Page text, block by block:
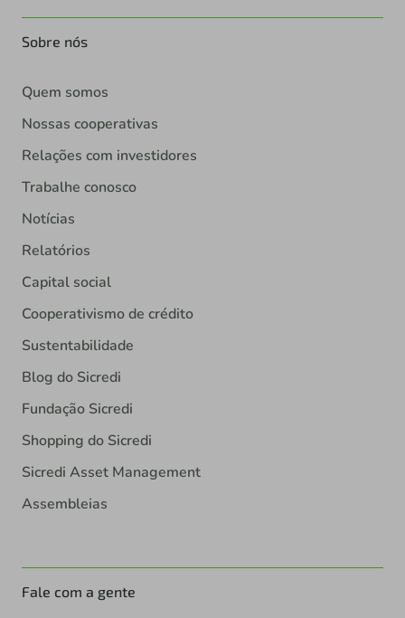
Sobre nós
Quem somos
Nossas cooperativas
Relações com investidores
Trabalhe conosco
Notícias
Relatórios
Capital social
Cooperativismo de crédito
Sustentabilidade
Blog do Sicredi
Fundação Sicredi
Shopping do Sicredi
Sicredi Asset Management
Assembleias
Fale com a gente